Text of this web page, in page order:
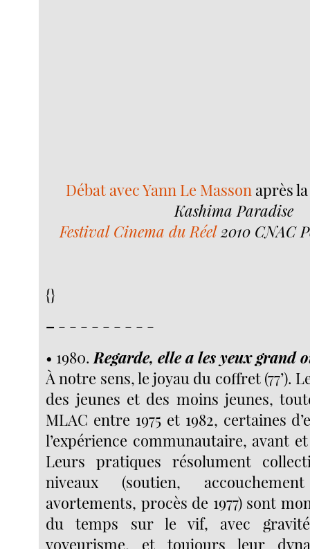
Débat avec Yann Le Masson après
Kashima Paradise
Festival Cinema du Réel2010 CNAC
{}
– - - - - - - - - -
• 1980.Regarde, elle a les yeux grand
À notre sens, le joyau du coffret (77’).
des jeunes et des moins jeunes,
MLAC entre 1975 et 1982, certaines
l’expérience communautaire, avant
Leurs pratiques résolument
niveaux (soutien,
avortements, procès de 1977) sont
du temps sur le vif, avec
voyeurisme, et toujours leur